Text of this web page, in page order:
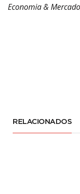
Economia &
RELACIONADOS